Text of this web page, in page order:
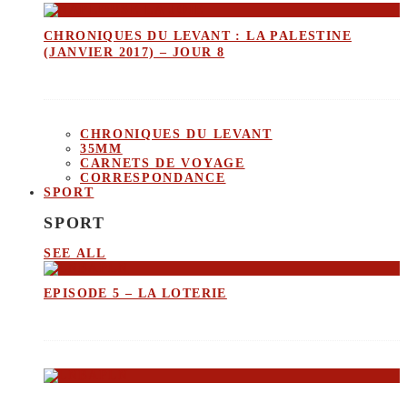
CHRONIQUES DU LEVANT : LA PALESTINE
(JANVIER 2017) – JOUR 8
CHRONIQUES DU LEVANT
35MM
CARNETS DE VOYAGE
CORRESPONDANCE
SPORT
SPORT
SEE ALL
EPISODE 5 – LA LOTERIE